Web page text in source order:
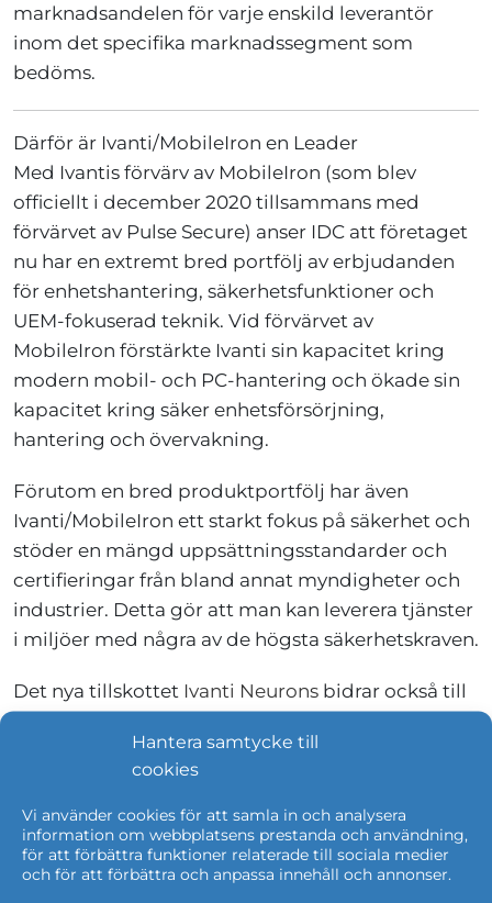
Hantera samtycke till
cookies
Vi använder cookies för att samla in och analysera
information om webbplatsens prestanda och användning,
för att förbättra funktioner relaterade till sociala medier
och för att förbättra och anpassa innehåll och annonser.
marknadsandelen för varje enskild leverantör
inom det specifika marknadssegment som
bedöms.
Därför är Ivanti/MobileIron en Leader
Med Ivantis förvärv av MobileIron (som blev
officiellt i december 2020 tillsammans med
förvärvet av Pulse Secure) anser IDC att företaget
nu har en extremt bred portfölj av erbjudanden
för enhetshantering, säkerhetsfunktioner och
UEM-fokuserad teknik. Vid förvärvet av
MobileIron förstärkte Ivanti sin kapacitet kring
modern mobil- och PC-hantering och ökade sin
kapacitet kring säker enhetsförsörjning,
hantering och övervakning.
Förutom en bred produktportfölj har även
Ivanti/MobileIron ett starkt fokus på säkerhet och
stöder en mängd uppsättningsstandarder och
certifieringar från bland annat myndigheter och
industrier. Detta gör att man kan leverera tjänster
i miljöer med några av de högsta säkerhetskraven.
Det nya tillskottet Ivanti Neurons bidrar också till
automatiseringsrobotar självläker och säkras
enheter över ett brett spektrum av
operativsystem - Windows, Mac, Chrome OS,
Linux, Unix, iOS och Android - IoT-enheter. Ivanti
Neurons och ger större överblick i realtid, över